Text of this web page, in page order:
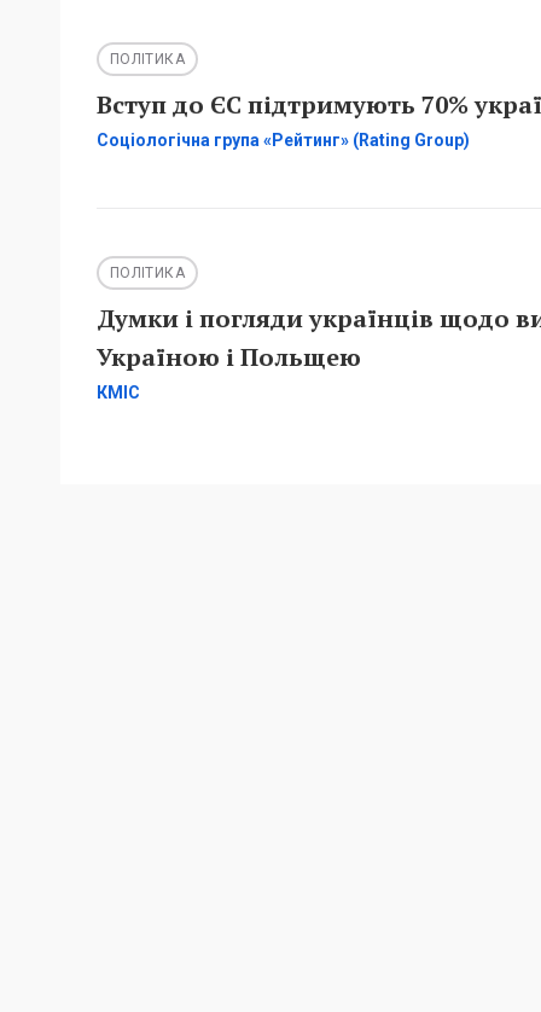
ПОЛІТИКА
Вступ до ЄС підтримують 70%
Соціологічна група «Рейтинг» (Rating Group)
ПОЛІТИКА
Думки і погляди українців щодо
Україною і Польщею
КМІС